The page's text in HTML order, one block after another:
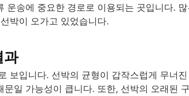
운송에 중요한 경로로 이용되는 곳입니다.
박이 오가고 있었습니다.
과
보입니다. 선박의 균형이 갑작스럽게 무너
일 가능성이 큽니다. 또한, 선박의 오래된